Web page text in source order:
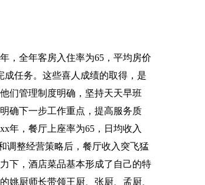
，全年客房入住率为65，平均房价
成任务。这些喜人成绩的取得，是
们管理制度明确，坚持天天早班
确下一步工作重点，提高服务质
年，餐厅上座率为65，日均收入
调整经营策略后，餐厅收入突飞猛
下，酒店菜品基本形成了自己的特
姚厨师长带领王厨、张厨、孟厨、